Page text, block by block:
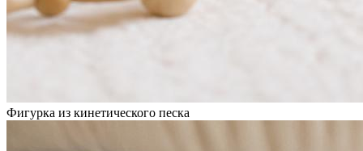
Фигурка из кинетического песка